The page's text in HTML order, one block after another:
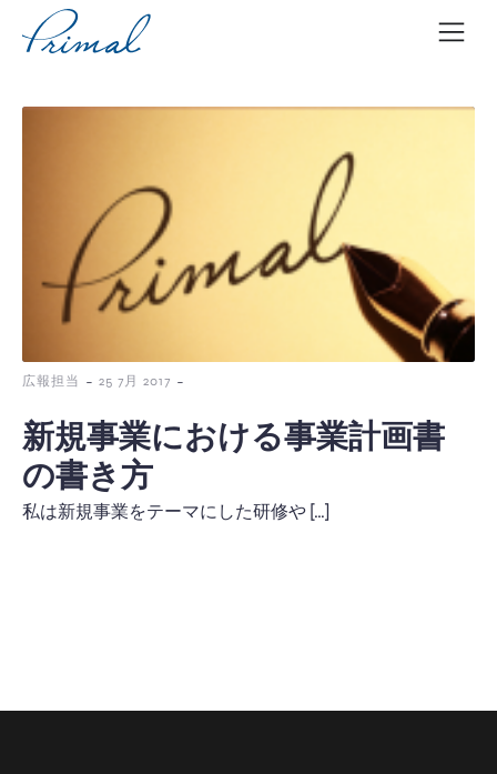
広報担当 - 25 7月 2017 -
新規事業における事業計画書
の書き方
私は新規事業をテーマにした研修や […]